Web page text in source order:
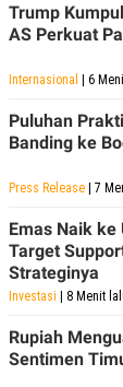
Trump
AS Perkuat
Internasional | 6
Puluhan
Banding ke
Press Release | 7
Emas Naik ke
Target
Strateginya
Investasi | 8 Menit
Rupiah
Sentimen